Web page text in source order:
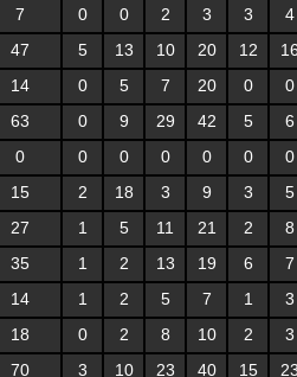
7 0 0 2 3 3
4
47 5 13 10 20 12
14 0 5 7 20 0
0
63 0 9 29 42 5
6
0 0 0 0 0 0
0
15 2 18 3 9 3
5
27 1 5 11 21 2
8
35 1 2 13 19 6
7
14 1 2 5 7 1
3
18 0 2 8 10 2
3
70 3 10 23 40 15